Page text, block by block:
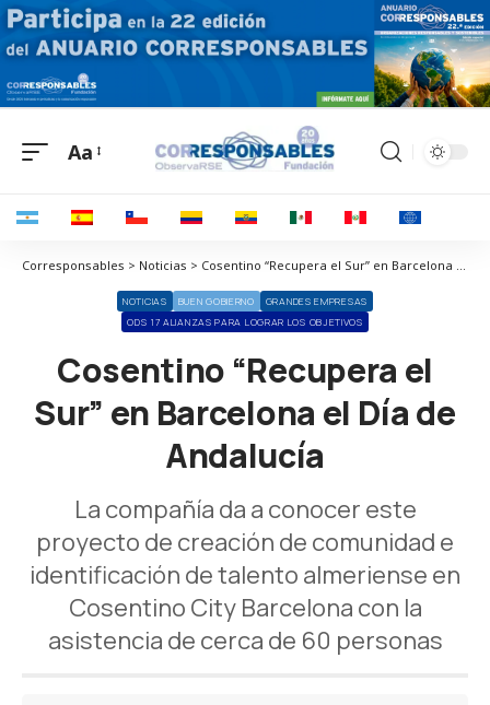
Aa
Corresponsables > Noticias > Cosentino “Recupera el Sur” en Barcelona el Día de Andalucía
NOTICIAS BUEN GOBIERNO
GRANDES EMPRESAS
ODS 17 ALIANZAS PARA LOGRAR LOS OBJETIVOS
Cosentino “Recupera el
Sur” en Barcelona el Día de
Andalucía
La compañía da a conocer este
proyecto de creación de comunidad e
identificación de talento almeriense en
Cosentino City Barcelona con la
asistencia de cerca de 60 personas